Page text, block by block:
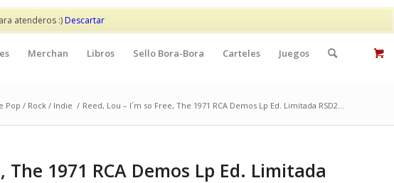
atenderos :)Descartar
Mi cuenta Contacto
Merchan Libros Sello Bora-Bora Carteles Juegos
Pop / Rock / Indie / Reed, Lou – I´m so Free, The 1971 RCA Demos Lp Ed. Limitada RSD2...
The 1971 RCA Demos Lp Ed. Limitada